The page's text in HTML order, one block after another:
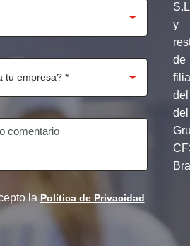
y
de
del
del
laPolítica de Privacidad